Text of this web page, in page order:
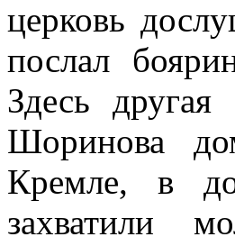
церковь
послал
Здесь другая
Шоринова
Кремле, в
захватили